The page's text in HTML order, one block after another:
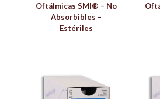
Oftálmicas SMI® – No
Absorbibles –
Estériles